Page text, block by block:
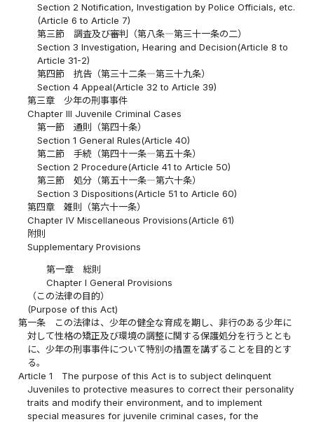
Section 2 Notification, Investigation by Police Officials, etc.
(Article 6 to Article 7)
第三節 調査及び審判（第八条―第三十一条の二）
Section 3 Investigation, Hearing and Decision(Article 8 to
Article 31-2)
第四節 抗告（第三十二条―第三十九条）
Section 4 Appeal(Article 32 to Article 39)
第三章 少年の刑事事件
Chapter III Juvenile Criminal Cases
第一節 通則（第四十条）
Section 1 General Rules(Article 40)
第二節 手続（第四十一条―第五十条）
Section 2 Procedure(Article 41 to Article 50)
第三節 処分（第五十一条―第六十条）
Section 3 Dispositions(Article 51 to Article 60)
第四章 雑則（第六十一条）
Chapter IV Miscellaneous Provisions(Article 61)
附則
Supplementary Provisions
第一章 総則
Chapter I General Provisions
（この法律の目的）
(Purpose of this Act)
第一条
この法律は、少年の健全な育成を期し、非行のある少年に
対して性格の矯正及び環境の調整に関する保護処分を行うととも
に、少年の刑事事件について特別の措置を講ずることを目的とす
る。
Article 1
The purpose of this Act is to subject delinquent
Juveniles to protective measures to correct their personality
traits and modify their environment, and to implement
special measures for juvenile criminal cases, for the